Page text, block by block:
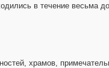
в течение весьма
храмов,